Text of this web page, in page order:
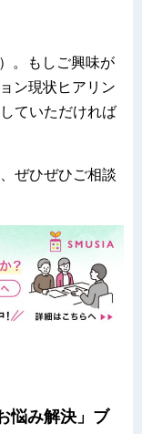
。もしご興味が
ン現状ヒアリン
ていただければ
ぜひぜひご相談
悩み解決」ブ